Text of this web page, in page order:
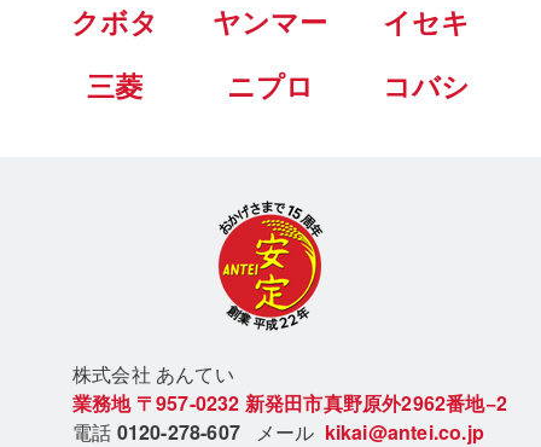
クボタ ヤンマー
イセキ
三菱
ニプロ コバシ
株式会社 あんてい
業務地 〒957-0232 新発田市真野原外2962番地−2
電話 0120-278-607 メール kikai@antei.co.jp